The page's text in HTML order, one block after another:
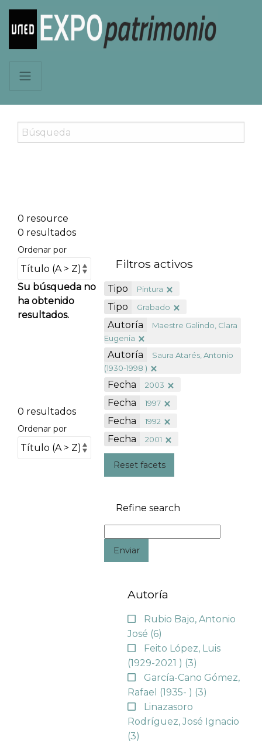
0 resource
0 resultados
Ordenar por
Su búsqueda no
ha obtenido
resultados.
0 resultados
Ordenar por
Filtros activos
Tipo Pintura
Tipo Grabado
Autoría
Maestre Galindo, Clara
Eugenia
Autoría
Saura Atarés, Antonio
(1930-1998 )
Fecha 2003
Fecha 1997
Fecha 1992
Fecha 2001
Reset facets
Refine search
Enviar
Autoría
Rubio Bajo, Antonio
José (6)
Feito López, Luis
(1929-2021 ) (3)
García-Cano Gómez,
Rafael (1935- ) (3)
Linazasoro
Rodríguez, José Ignacio
(3)